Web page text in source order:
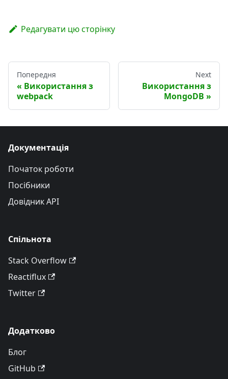
Редагувати цю сторінку
Попередня
Використання з
webpack
Next
Використання з
MongoDB
Документація
Початок роботи
Посібники
Довідник API
Спільнота
Stack Overflow
Reactiflux
Twitter
Додатково
Блог
GitHub